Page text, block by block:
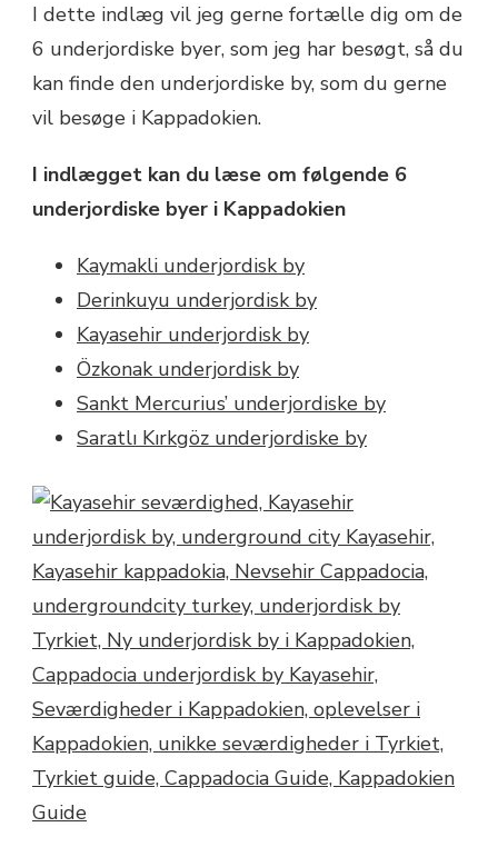
I dette indlæg vil jeg gerne fortælle dig om de
6 underjordiske byer, som jeg har besøgt, så du
kan finde den underjordiske by, som du gerne
vil besøge i Kappadokien.
I indlægget kan du læse om følgende 6
underjordiske byer i Kappadokien
Kaymakli underjordisk by
Derinkuyu underjordisk by
Kayasehir underjordisk by
Özkonak underjordisk by
Sankt Mercurius’ underjordiske by
Saratlı Kırkgöz underjordiske by